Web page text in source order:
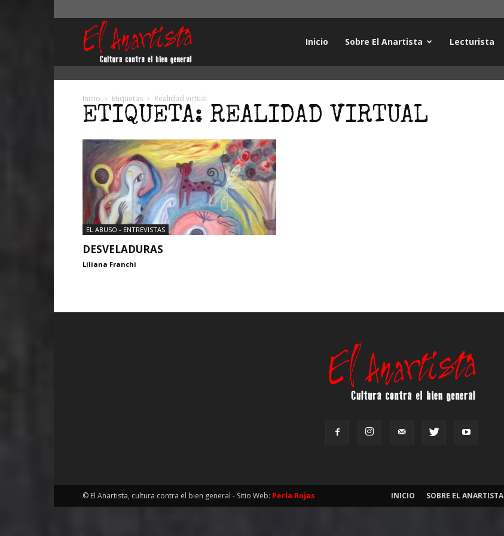
Inicio Sobre El Anartista Lecturista
Inicio Etiquetas Realidad virtual
ETIQUETA: REALIDAD VIRTUAL
EL ABUSO - ENTREVISTAS
DESVELADURAS
Liliana Franchi
INICIO SOBRE EL ANARTISTA
© El Anartista, cultura contra el bien general - Sitio Web: Perla Rojas